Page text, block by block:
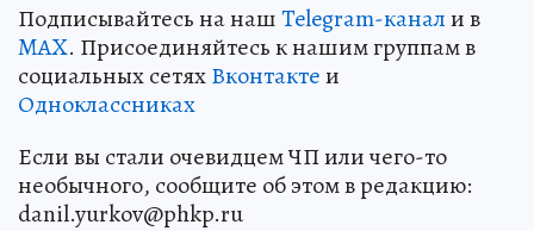
Подписывайтесь на нашTelegram-канали в
MAX. Присоединяйтесь к нашим группам в
социальных сетяхВконтактеи
Одноклассниках
Если вы стали очевидцем ЧП или чего-то
необычного, сообщите об этом в редакцию:
danil.yurkov@phkp.ru